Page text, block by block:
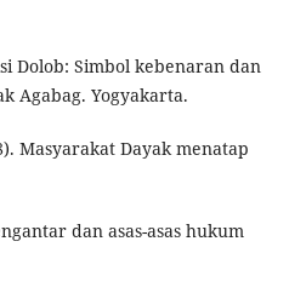
Dolob: Simbol kebenaran dan
Agabag. Yogyakarta.
Masyarakat Dayak menatap
dan asas-asas hukum